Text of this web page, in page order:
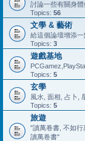
討論一些有關身
Topics: 56
文學 & 藝術
給這個論壇增添
Topics: 3
遊戲基地
Topics: 5
玄學
風水, 面相, 占卜,
Topics: 5
旅遊
"讀萬卷書, 不如
讀萬卷書"